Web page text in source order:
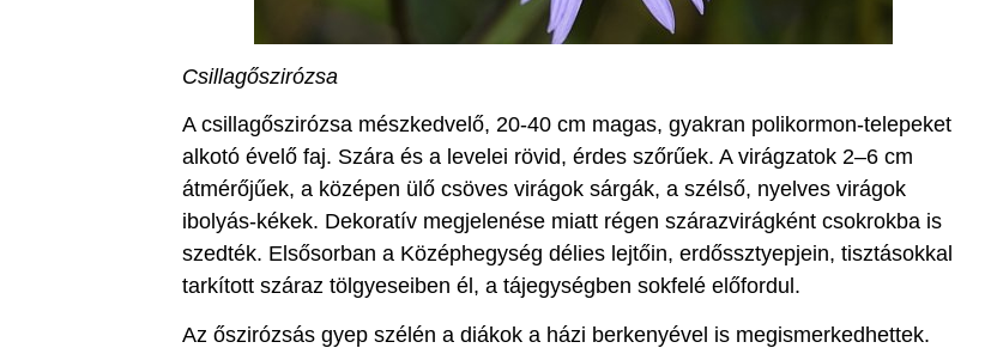
Csillagőszirózsa
A csillagőszirózsa mészkedvelő, 20-40 cm magas, gyakran polikormon-telepeket
alkotó évelő faj. Szára és a levelei rövid, érdes szőrűek. A virágzatok 2–6 cm
átmérőjűek, a középen ülő csöves virágok sárgák, a szélső, nyelves virágok
ibolyás-kékek. Dekoratív megjelenése miatt régen szárazvirágként csokrokba is
szedték. Elsősorban a Középhegység délies lejtőin, erdőssztyepjein, tisztásokkal
tarkított száraz tölgyeseiben él, a tájegységben sokfelé előfordul.
Az őszirózsás gyep szélén a diákok a házi berkenyével is megismerkedhettek.